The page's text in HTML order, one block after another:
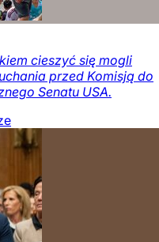
cieszyć się mogli
przed Komisją do
Senatu USA.